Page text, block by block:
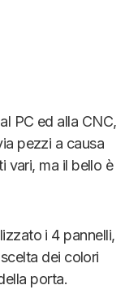
PC ed alla CNC,
pezzi a causa
vari, ma il bello è
i 4 pannelli,
dei colori
porta.